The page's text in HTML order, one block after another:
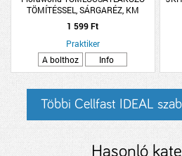
TÖMÍTÉSSEL, SÁRGARÉZ, KM
1/2&quot;
1 599 Ft
Praktiker
A bolthoz
Info
Többi Cellfast IDEAL
Hasonló